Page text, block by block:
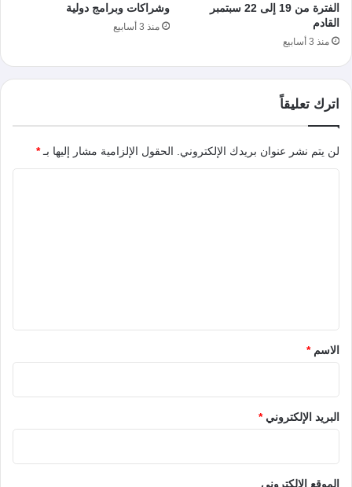
الفترة من 19 إلى 22 سبتمبر
القادم
منذ 3 أسابيع
وشراكات وبرامج دولية
منذ 3 أسابيع
اترك تعليقاً
لن يتم نشر عنوان بريدك الإلكتروني. الحقول الإلزامية مشار إليها بـ*
*الاسم*
البريد الإلكتروني*
الموقع الإلكتروني